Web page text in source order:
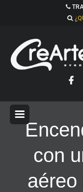
con
aéreo